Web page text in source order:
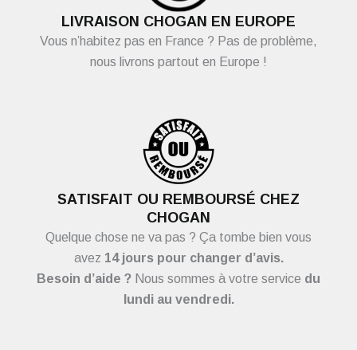
LIVRAISON CHOGAN EN EUROPE
Vous n’habitez pas en France ? Pas de problème,
nous livrons partout en Europe !
SATISFAIT OU REMBOURSÉ CHEZ
CHOGAN
Quelque chose ne va pas ? Ça tombe bien vous
avez 14 jours pour changer d’avis.
Besoin d’aide ? Nous sommes à votre service du
lundi au vendredi.